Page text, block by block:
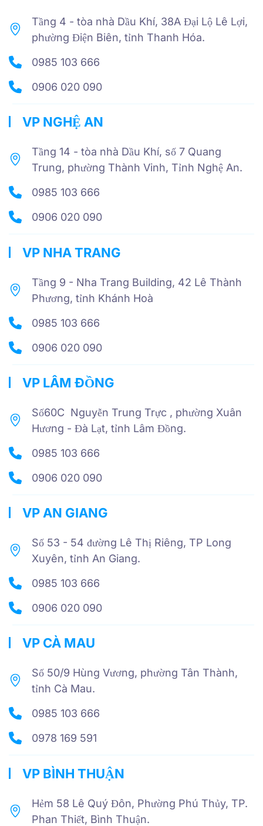
Tầng 4 - tòa nhà Dầu Khí, 38A Đại Lộ Lê Lợi,
phường Điện Biên, tỉnh Thanh Hóa.
0985 103 666
0906 020 090
VP NGHỆ AN
Tầng 14 - tòa nhà Dầu Khí, số 7 Quang
Trung, phường Thành Vinh, Tỉnh Nghệ An.
0985 103 666
0906 020 090
VP NHA TRANG
Tầng 9 - Nha Trang Building, 42 Lê Thành
Phương, tỉnh Khánh Hoà
0985 103 666
0906 020 090
VP LÂM ĐỒNG
Số60C Nguyễn Trung Trực , phường Xuân
Hương - Đà Lạt, tỉnh Lâm Đồng.
0985 103 666
0906 020 090
VP AN GIANG
Số 53 - 54 đường Lê Thị Riêng, TP Long
Xuyên, tỉnh An Giang.
0985 103 666
0906 020 090
VP CÀ MAU
Số 50/9 Hùng Vương, phường Tân Thành,
tỉnh Cà Mau.
0985 103 666
0978 169 591
VP BÌNH THUẬN
Hẻm 58 Lê Quý Đôn, Phường Phú Thủy, TP.
Phan Thiết, Bình Thuận.